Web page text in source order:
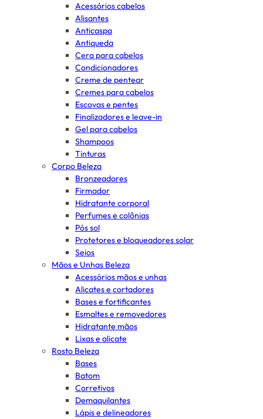
Acessórios cabelos
Alisantes
Anticaspa
Antiqueda
Cera para cabelos
Condicionadores
Creme de pentear
Cremes para cabelos
Escovas e pentes
Finalizadores e leave-in
Gel para cabelos
Shampoos
Tinturas
Corpo Beleza
Bronzeadores
Firmador
Hidratante corporal
Perfumes e colônias
Pós sol
Protetores e bloqueadores solar
Seios
Mãos e Unhas Beleza
Acessórios mãos e unhas
Alicates e cortadores
Bases e fortificantes
Esmaltes e removedores
Hidratante mãos
Lixas e alicate
Rosto Beleza
Bases
Batom
Corretivos
Demaquilantes
Lápis e delineadores